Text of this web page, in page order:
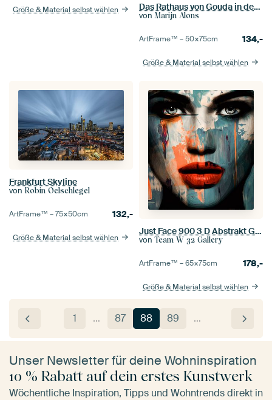
Größe & Material selbst wählen Das Rathaus von Gouda in der Blauen Stunde
von Marijn Alons
ArtFrame™ –50×75cm 134,-
Größe & Material selbst wählen
Frankfurt Skyline
von Robin Oelschlegel
ArtFrame™ –75×50cm 132,-
Größe & Material selbst wählen
Just Face 900 3 D Abstrakt Game
von Team W 32 Gallery
ArtFrame™ –65×75cm 178,-
Größe & Material selbst wählen
1 … 87 88 89 …
Unser Newsletter für deine Wohninspiration
10 % Rabatt auf dein erstes Kunstwerk
Wöchentliche Inspiration, Tipps und Wohntrends direkt in